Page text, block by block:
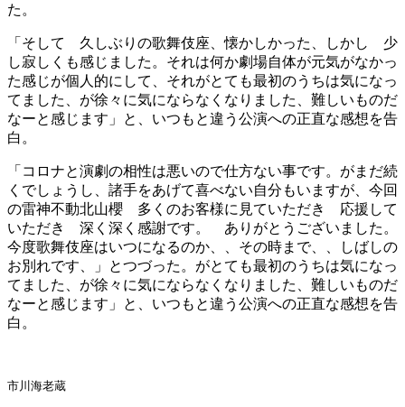
た。
「そして 久しぶりの歌舞伎座、懐かしかった、しかし 少
し寂しくも感じました。それは何か劇場自体が元気がなかっ
た感じが個人的にして、それがとても最初のうちは気になっ
てました、が徐々に気にならなくなりました、難しいものだ
なーと感じます」と、いつもと違う公演への正直な感想を告
白。
「コロナと演劇の相性は悪いので仕方ない事です。がまだ続
くでしょうし、諸手をあげて喜べない自分もいますが、今回
の雷神不動北山櫻 多くのお客様に見ていただき 応援して
いただき 深く深く感謝です。 ありがとうございました。
今度歌舞伎座はいつになるのか、、その時まで、、しばしの
お別れです、」とつづった。がとても最初のうちは気になっ
てました、が徐々に気にならなくなりました、難しいものだ
なーと感じます」と、いつもと違う公演への正直な感想を告
白。
市川海老蔵